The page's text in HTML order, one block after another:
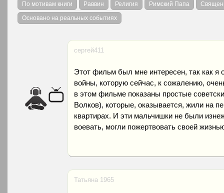
По мотивам книги
Раввин Религия Римский Папа
Основано на реальных событиях
сергей411
Этот фильм был мне интересен, так как
войны, которую сейчас, к сожалению,
в этом фильме показаны простые
Волков), которые, оказывается, жили на
квартирах. И эти мальчишки не были
воевать, могли пожертвовать своей
Татьяна 1965